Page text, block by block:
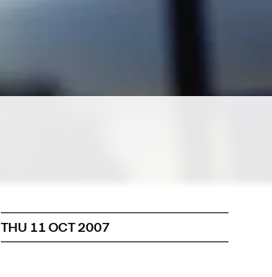
THU 11 OCT 2007